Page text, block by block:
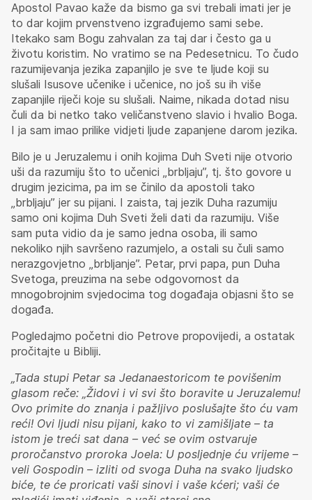
Apostol Pavao kaže da bismo ga svi trebali imati jer je
to dar kojim prvenstveno izgrađujemo sami sebe.
Itekako sam Bogu zahvalan za taj dar i često ga u
životu koristim. No vratimo se na Pedesetnicu. To čudo
razumijevanja jezika zapanjilo je sve te ljude koji su
slušali Isusove učenike i učenice, no još su ih više
zapanjile riječi koje su slušali. Naime, nikada dotad nisu
čuli da bi netko tako veličanstveno slavio i hvalio Boga.
I ja sam imao prilike vidjeti ljude zapanjene darom jezika.
Bilo je u Jeruzalemu i onih kojima Duh Sveti nije otvorio
uši da razumiju što to učenici „brbljaju”, tj. što govore u
drugim jezicima, pa im se činilo da apostoli tako
„brbljaju” jer su pijani. I zaista, taj jezik Duha razumiju
samo oni kojima Duh Sveti želi dati da razumiju. Više
sam puta vidio da je samo jedna osoba, ili samo
nekoliko njih savršeno razumjelo, a ostali su čuli samo
nerazgovjetno „brbljanje”. Petar, prvi papa, pun Duha
Svetoga, preuzima na sebe odgovornost da
mnogobrojnim svjedocima tog događaja objasni što se
događa.
Pogledajmo početni dio Petrove propovijedi, a ostatak
pročitajte u Bibliji.
„Tada stupi Petar sa Jedanaestoricom te povišenim
glasom reče: „Židovi i vi svi što boravite u Jeruzalemu!
Ovo primite do znanja i pažljivo poslušajte što ću vam
reći! Ovi ljudi nisu pijani, kako to vi zamišljate – ta
istom je treći sat dana – već se ovim ostvaruje
proročanstvo proroka Joela: U posljednje ću vrijeme –
veli Gospodin – izliti od svoga Duha na svako ljudsko
biće, te će proricati vaši sinovi i vaše kćeri; vaši će